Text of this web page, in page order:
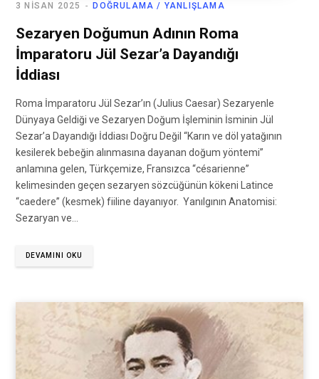
DOĞRULAMA / YANLIŞLAMA
3 NISAN 2025
Sezaryen Doğumun Adının Roma
İmparatoru Jül Sezar’a Dayandığı
İddiası
Roma İmparatoru Jül Sezar’ın (Julius Caesar) Sezaryenle
Dünyaya Geldiği ve Sezaryen Doğum İşleminin İsminin Jül
Sezar’a Dayandığı İddiası Doğru Değil “Karın ve döl yatağının
kesilerek bebeğin alınmasına dayanan doğum yöntemi”
anlamına gelen, Türkçemize, Fransızca “césarienne”
kelimesinden geçen sezaryen sözcüğünün kökeni Latince
“caedere” (kesmek) fiiline dayanıyor. Yanılgının Anatomisi:
Sezaryan ve…
DEVAMINI OKU